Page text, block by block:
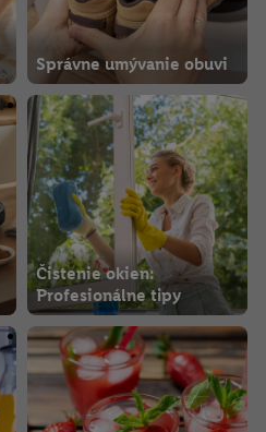
Správne umývanie obuvi
Čistenie okien:
Profesionálne tipy